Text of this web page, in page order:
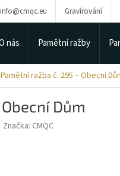
info@cmqc.eu Gravírování
nás Pamětní ražby
Pamětní ražba č. 295 – Obecní
Dům
Značka: CMQC